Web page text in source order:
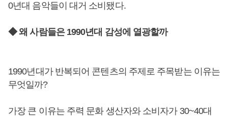
0년대 음악들이 대거 소비됐다.
◆ 왜 사람들은 1990년대 감성에 열광할까
1990년대가 반복되어 콘텐츠의 주제로 주목받는 이유는
무엇일까?
가장 큰 이유는 주력 문화 생산자와 소비자가 30~40대